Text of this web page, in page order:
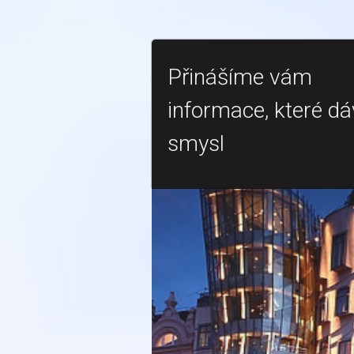
Přinášíme vám
informace, které
smysl